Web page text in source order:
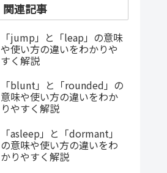
関連記事
「jump」と「leap」の意味
や使い方の違いをわかりや
すく解説
「blunt」と「rounded」の
意味や使い方の違いをわか
りやすく解説
「asleep」と「dormant」
の意味や使い方の違いをわ
かりやすく解説